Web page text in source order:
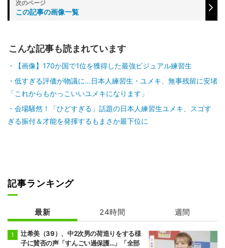
この記事の画像一覧
こんな記事も読まれています
【画像】170か国で1位を獲得した最強ビジュアル練習生
低すぎる評価が物議に…日本人練習生・ユメキ、無事残留に安堵
「これからもかっこいいユメキになります」
会場騒然！「ひどすぎる」話題の日本人練習生ユメキ、スゴす
ぎる振付＆才能を発揮するもまさか最下位に
記事ランキング
最新 24時間 週間
辻希美（39）、中2次男の荷造りをする様
子に賛否の声「すんごい過保護…」「全部